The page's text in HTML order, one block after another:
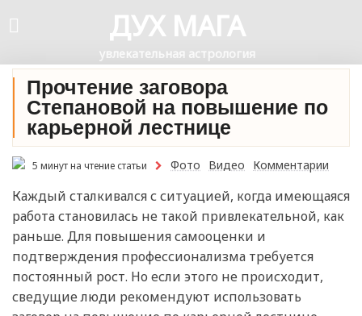
ДУХ МАГА
увлекательная астрология
Прочтение заговора
Степановой на повышение по
карьерной лестнице
5 минут на чтение статьи Фото Видео Комментарии
Каждый сталкивался с ситуацией, когда имеющаяся
работа становилась не такой привлекательной, как
раньше. Для повышения самооценки и
подтверждения профессионализма требуется
постоянный рост. Но если этого не происходит,
сведущие люди рекомендуют использовать